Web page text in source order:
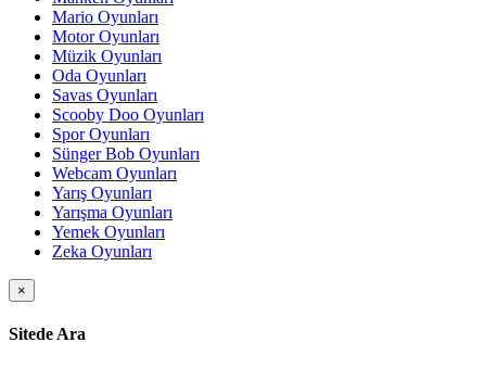
Mario Oyunları
Motor Oyunları
Müzik Oyunları
Oda Oyunları
Savas Oyunları
Scooby Doo Oyunları
Spor Oyunları
Sünger Bob Oyunları
Webcam Oyunları
Yarış Oyunları
Yarışma Oyunları
Yemek Oyunları
Zeka Oyunları
×
Sitede Ara